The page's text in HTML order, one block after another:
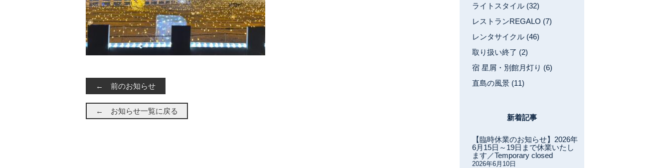
← 前のお知らせ
← お知らせ一覧に戻る
ライトスタイル (32)
レストランREGALO (7)
レンタサイクル (46)
取り扱い終了 (2)
宿 星屑・別館月灯り (6)
直島の風景 (11)
新着記事
【臨時休業のお知らせ】2026年
6月15日～19日まで休業いたし
ます／Temporary closed
2026年6月10日